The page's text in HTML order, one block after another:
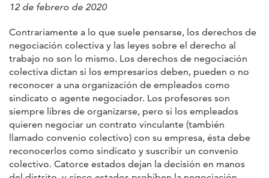
12 de febrero de 2020
Contrariamente a lo que suele pensarse, los derechos de
negociación colectiva y las leyes sobre el derecho al
trabajo no son lo mismo. Los derechos de negociación
colectiva dictan si los empresarios deben, pueden o no
reconocer a una organización de empleados como
sindicato o agente negociador. Los profesores son
siempre libres de organizarse, pero si los empleados
quieren negociar un contrato vinculante (también
llamado convenio colectivo) con su empresa, ésta debe
reconocerlos como sindicato y suscribir un convenio
colectivo. Catorce estados dejan la decisión en manos